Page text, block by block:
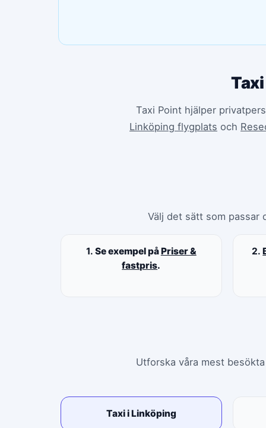
Taxi Point hjälper
Linköping flygplats och
Välj det sätt som passar
1. Se exempel påPriser &
fastpris.
2.
Utforska våra mest
Taxi i Linköping